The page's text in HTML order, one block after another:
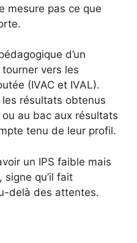
mesure pas ce que
d’un
vers les
(IVAC et IVAL).
résultats obtenus
au bac aux résultats
tenu de leur profil.
un IPS faible mais
qu’il fait
delà des attentes.